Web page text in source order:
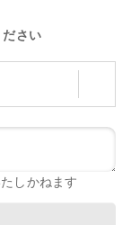
さい
しかねます